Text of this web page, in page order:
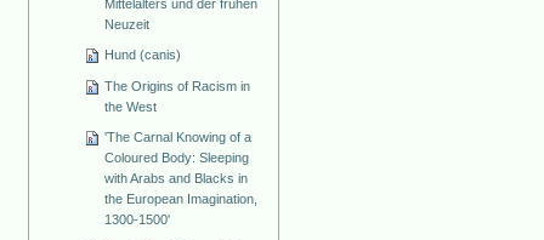
Mittelalters und der frühen
Neuzeit
Hund (canis)
The Origins of Racism in
the West
'The Carnal Knowing of a
Coloured Body: Sleeping
with Arabs and Blacks in
the European Imagination,
1300-1500'